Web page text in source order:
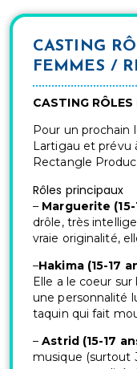
CASTING
FEMMES /
CASTING RÔLES
Pour un prochain
Lartigau et prévu
Rectangle
Rôles principaux
– Marguerite (15-
drôle, très
vraie originalité,
–Hakima (15-17
Elle a le coeur sur
une personnalité
taquin qui fait
–Astrid (15-17
musique (surtout